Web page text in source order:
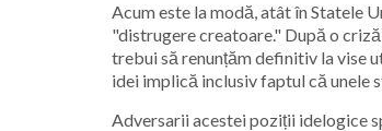
Acum este la modă, atât în ​​Statele
"distrugere creatoare." După o
trebui să renunțăm definitiv la vise
idei implică inclusiv faptul că unele
Adversarii acestei poziții idelogice